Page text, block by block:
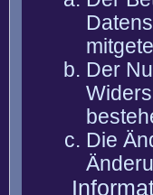
Der
Die